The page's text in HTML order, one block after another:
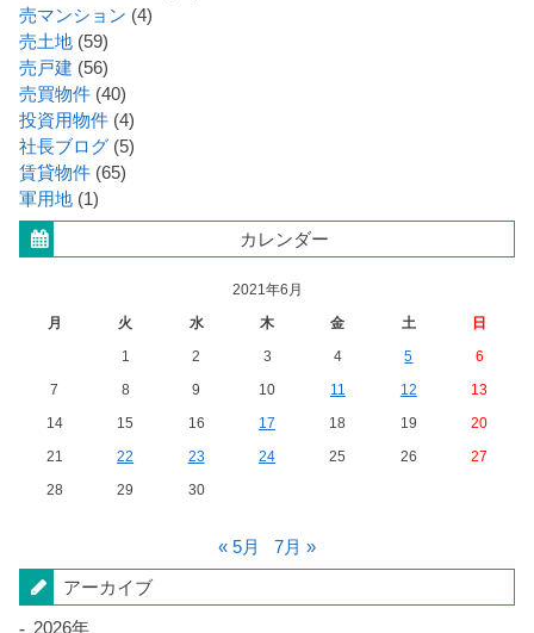
売マンション (4)
売土地 (59)
売戸建 (56)
売買物件 (40)
投資用物件 (4)
社長ブログ (5)
賃貸物件 (65)
軍用地 (1)
カレンダー
2021年6月
月
火 水 木 金 土
日
1
2 3 4 5
6
7
8 9 10 11 12
13
14
15 16 17 18 19
20
21
22 23 24 25 26
27
28
29 30
« 5月 7月 »
アーカイブ
2026年